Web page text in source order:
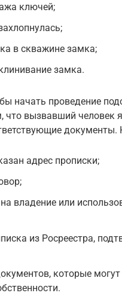
ключей;
в скважине замка;
замка.
начать проведение
что вызвавший человек
документы.
адрес прописки;
владение или
из Росреестра,
которые